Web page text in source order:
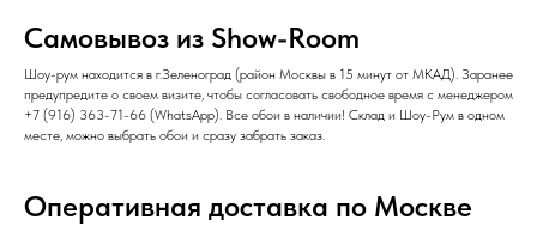
Самовывоз из Show-Room
Шоу-рум находится в г.Зеленоград (район Москвы в 15 минут от МКАД). Заранее
предупредите о своем визите, чтобы согласовать свободное время с менеджером
+7 (916) 363-71-66 (WhatsApp). Все обои в наличии! Склад и Шоу-Рум в одном
месте, можно выбрать обои и сразу забрать заказ.
Оперативная доставка по Москве